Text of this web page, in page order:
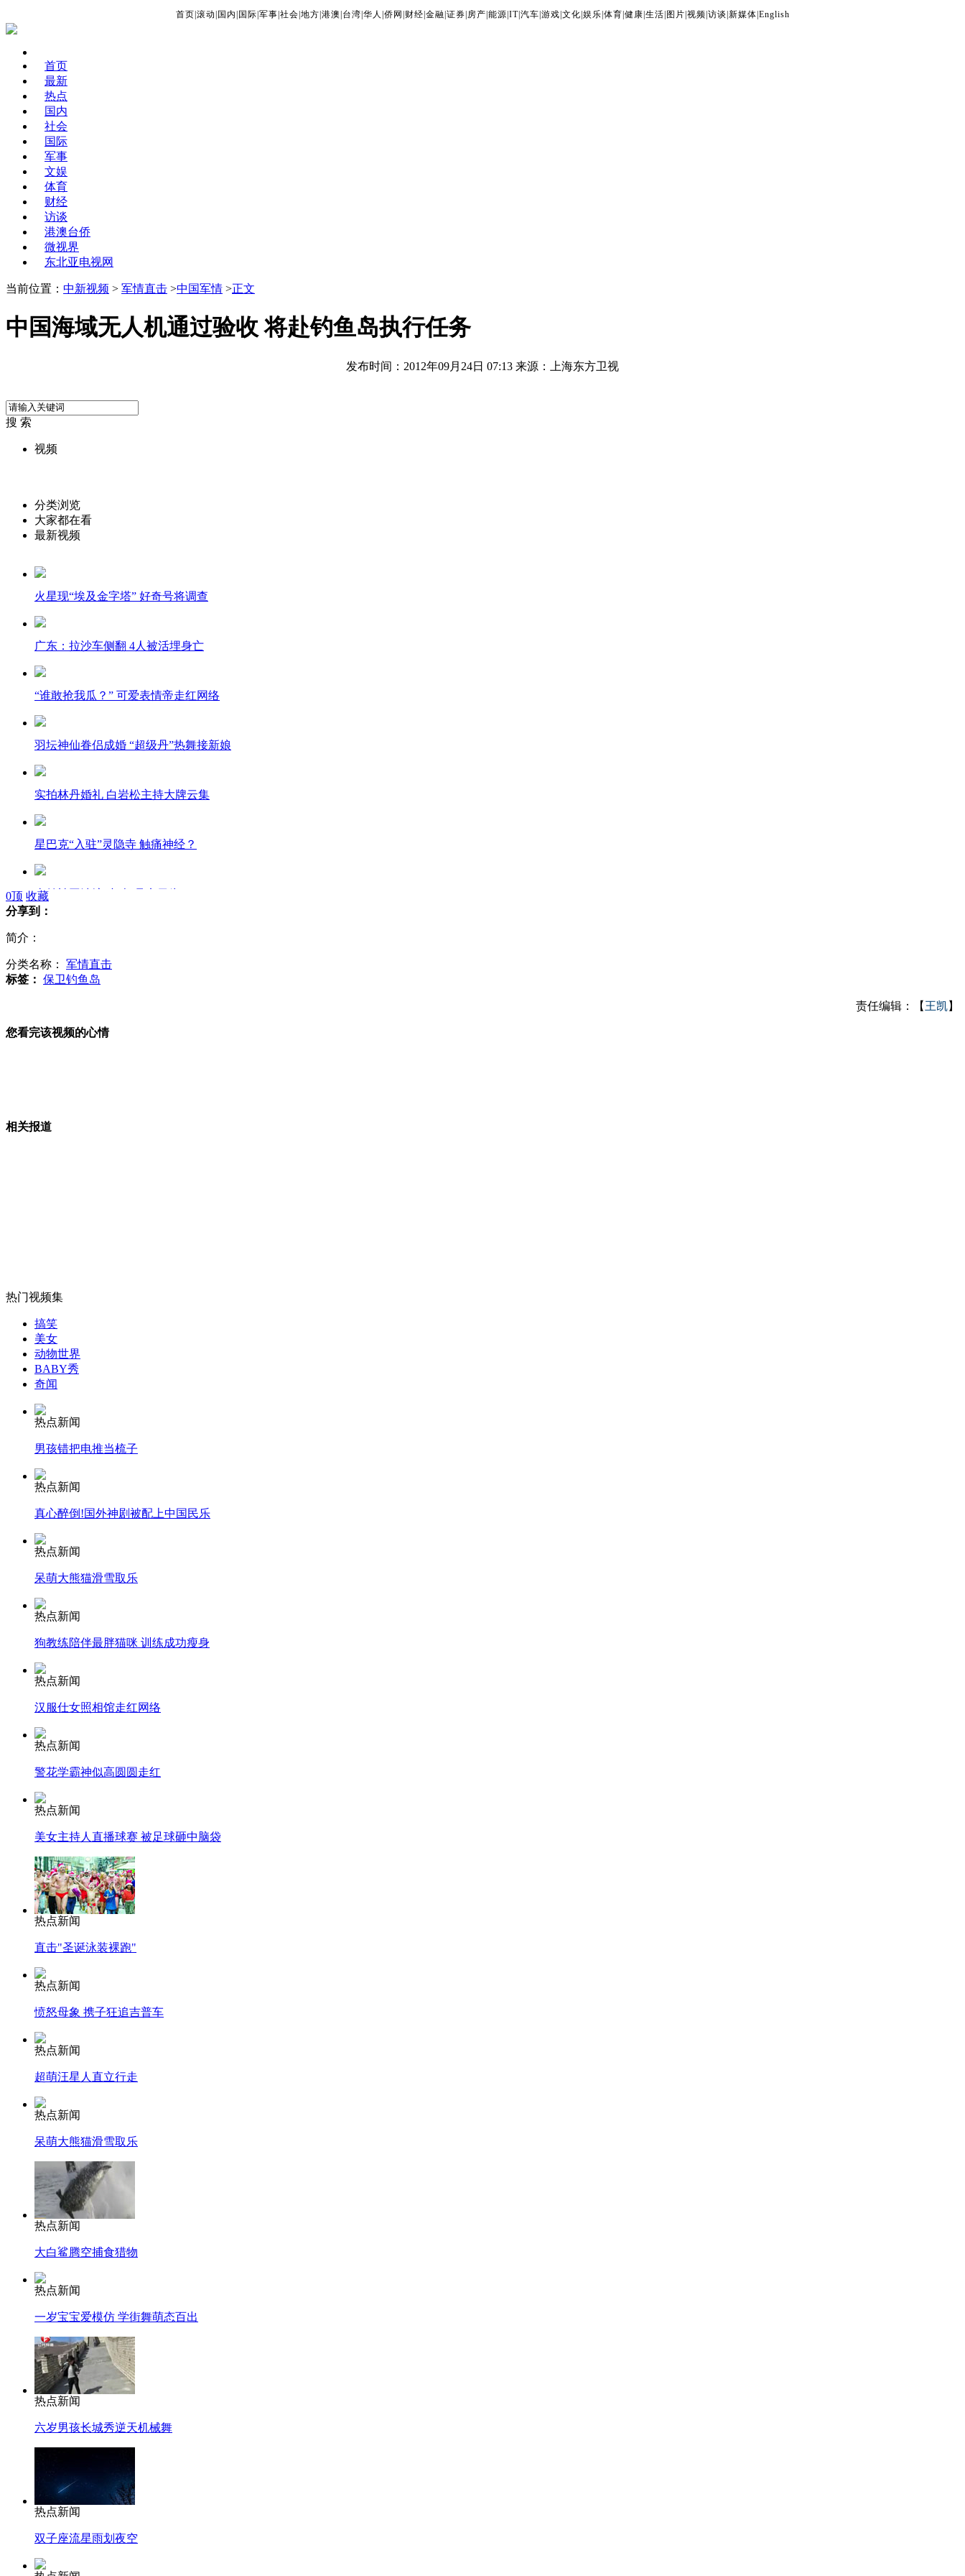
首页 滚动 国内 国际 军事 社会 地方 港澳 台湾 华人 侨网 财经 金融 证券 房产 能源 IT| 汽车 游戏 文化 娱乐 体育 健康 生活 图片 视频 访谈 新媒体 English
首页
最新
热点
国内
社会
国际
军事
文娱
体育
财经
访谈
港澳台侨
微视界
东北亚电视网
当前位置： 中新视频 > 军情直击 >中国军情 >正文
中国海域无人机通过验收 将赴钓鱼岛执行任务
发布时间：2012年09月24日 07:13 来源：上海东方卫视
搜 索
视频
分类浏览
大家都在看
最新视频
火星现“埃及金字塔” 好奇号将调查
广东：拉沙车侧翻 4人被活埋身亡
“谁敢抢我瓜？” 可爱表情帝走红网络
羽坛神仙眷侣成婚 “超级丹”热舞接新娘
实拍林丹婚礼 白岩松主持大牌云集
星巴克“入驻”灵隐寺 触痛神经？
山羊被困池塘 小猪“见义勇为”
首艘航母平台交付海军将前往驻泊锚地
外交部：反对强权政治霸凌主义
外交部：有关国家言论片面不公正
安徽一实载49人客车翻车
走！跟着总书记去植树
消防员救轻生者
司机酒驾遇交警 急速倒车逃窜
0顶 收藏
分享到：
简介：
分类名称： 军情直击
标签： 保卫钓鱼岛
责任编辑：【 王凯】
您看完该视频的心情
相关报道
热门视频集
搞笑
美女
动物世界
BABY秀
奇闻
热点新闻
男孩错把电推当梳子
热点新闻
真心醉倒!国外神剧被配上中国民乐
热点新闻
呆萌大熊猫滑雪取乐
热点新闻
狗教练陪伴最胖猫咪 训练成功瘦身
热点新闻
汉服仕女照相馆走红网络
热点新闻
警花学霸神似高圆圆走红
热点新闻
美女主持人直播球赛 被足球砸中脑袋
热点新闻
直击"圣诞泳装裸跑"
热点新闻
愤怒母象 携子狂追吉普车
热点新闻
超萌汪星人直立行走
热点新闻
呆萌大熊猫滑雪取乐
热点新闻
大白鲨腾空捕食猎物
热点新闻
一岁宝宝爱模仿 学街舞萌态百出
热点新闻
六岁男孩长城秀逆天机械舞
热点新闻
双子座流星雨划夜空